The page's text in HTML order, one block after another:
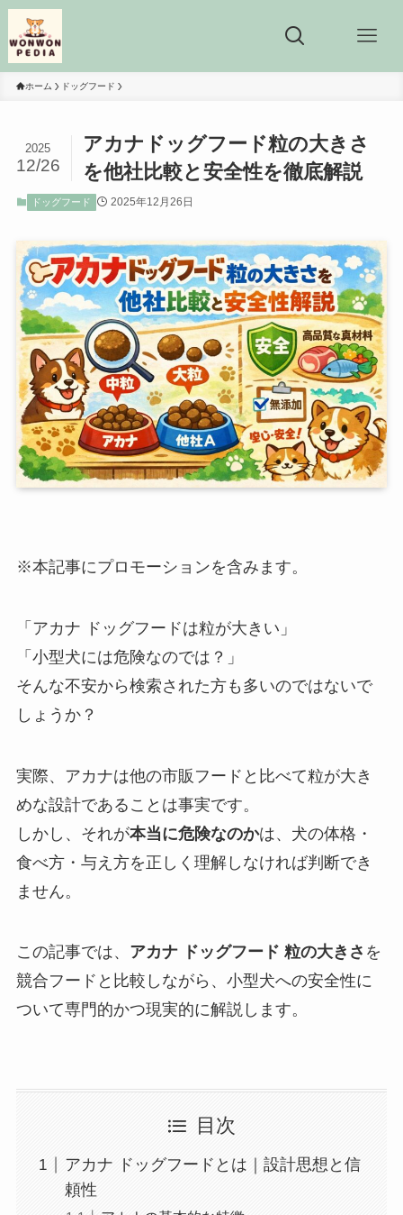
ホーム ドッグフード
アカナドッグフード粒の大きさ
を他社比較と安全性を徹底解説
2025
12/26
ドッグフード 2025年12月26日
※本記事にプロモーションを含みます。
「アカナ ドッグフードは粒が大きい」
「小型犬には危険なのでは？」
そんな不安から検索された方も多いのではないで
しょうか？
実際、アカナは他の市販フードと比べて粒が大き
めな設計であることは事実です。
しかし、それが本当に危険なのかは、犬の体格・
食べ方・与え方を正しく理解しなければ判断でき
ません。
この記事では、 アカナ ドッグフード 粒の大きさ を
競合フードと比較しながら、小型犬への安全性に
ついて専門的かつ現実的に解説します。
目次
アカナ ドッグフードとは｜設計思想と信
頼性